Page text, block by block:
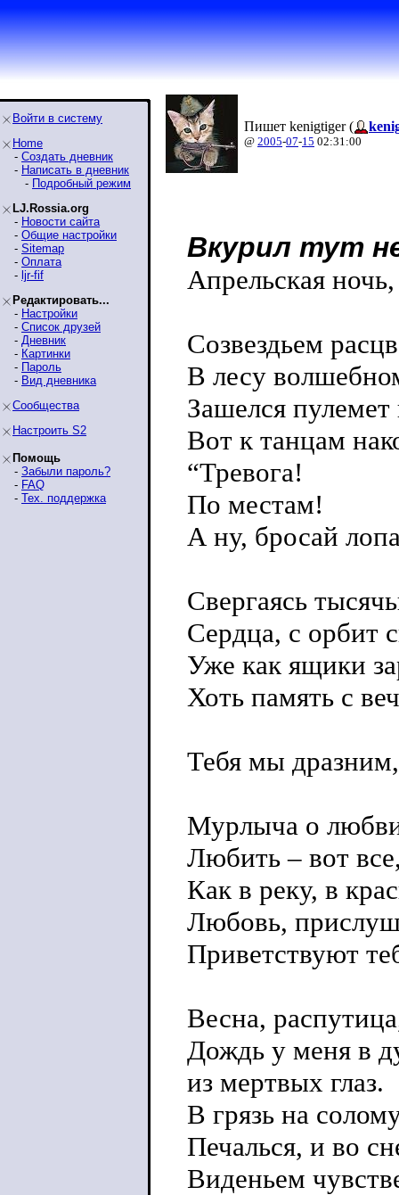
Войти в систему
Home
- Создать дневник
- Написать в дневник
- Подробный режим
LJ.Rossia.org
- Новости сайта
- Общие настройки
- Sitemap
- Оплата
- ljr-fif
Редактировать...
- Настройки
- Список друзей
- Дневник
- Картинки
- Пароль
- Вид дневника
Сообщества
Настроить S2
Помощь
- Забыли пароль?
- FAQ
- Тех. поддержка
Пишет kenigtiger (
@ 2005-07-15 02:31:00
Вкурил тут
Апрельская
Созвездьем
В лесу
Зашелся
Вот к танцам
“Тревога!
По местам!
А ну, бросай
Свергаясь
Сердца, с орбит
Уже как ящики
Хоть память с
Тебя мы
Мурлыча о
Любить – вот
Как в реку, в
Любовь,
Приветствуют
Весна,
Дождь у меня в
из мертвых глаз.
В грязь на
Печалься, и во
Виденьем